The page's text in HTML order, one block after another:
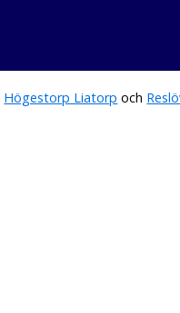
Högestorp Liatorp och